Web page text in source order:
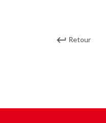
Retour